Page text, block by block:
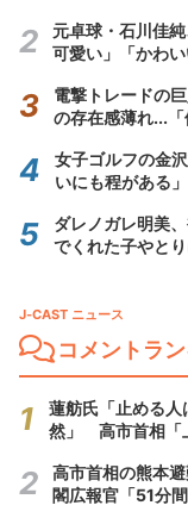
元卓球・石川佳
可愛い」「かわ
電撃トレードの
の存在感薄れ...
女子ゴルフの金
いにも程がある
ダレノガレ明美
でくれた子やと
J-CAST ニュース
コメントラ
蓮舫氏「止める
然」 高市首相「
高市首相の熊本
閣広報官「51分